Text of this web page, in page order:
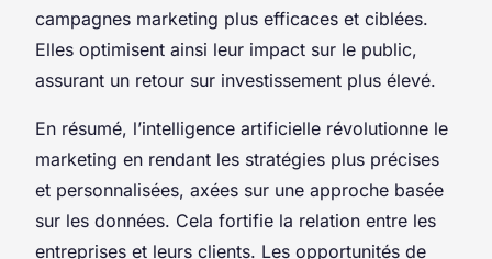
campagnes marketing plus efficaces et ciblées.
Elles optimisent ainsi leur impact sur le public,
assurant un retour sur investissement plus élevé.
En résumé, l’intelligence artificielle révolutionne le
marketing en rendant les stratégies plus précises
et personnalisées, axées sur une approche basée
sur les données. Cela fortifie la relation entre les
entreprises et leurs clients. Les opportunités de